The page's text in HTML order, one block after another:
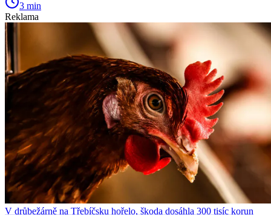
3 min
Reklama
V drůbežárně na Třebíčsku hořelo, škoda dosáhla 300 tisíc korun